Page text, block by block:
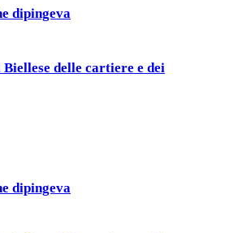
dipingeva
delle cartiere e dei
dipingeva